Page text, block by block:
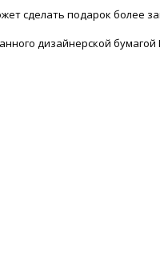
сделать подарок более
дизайнерской бумагой